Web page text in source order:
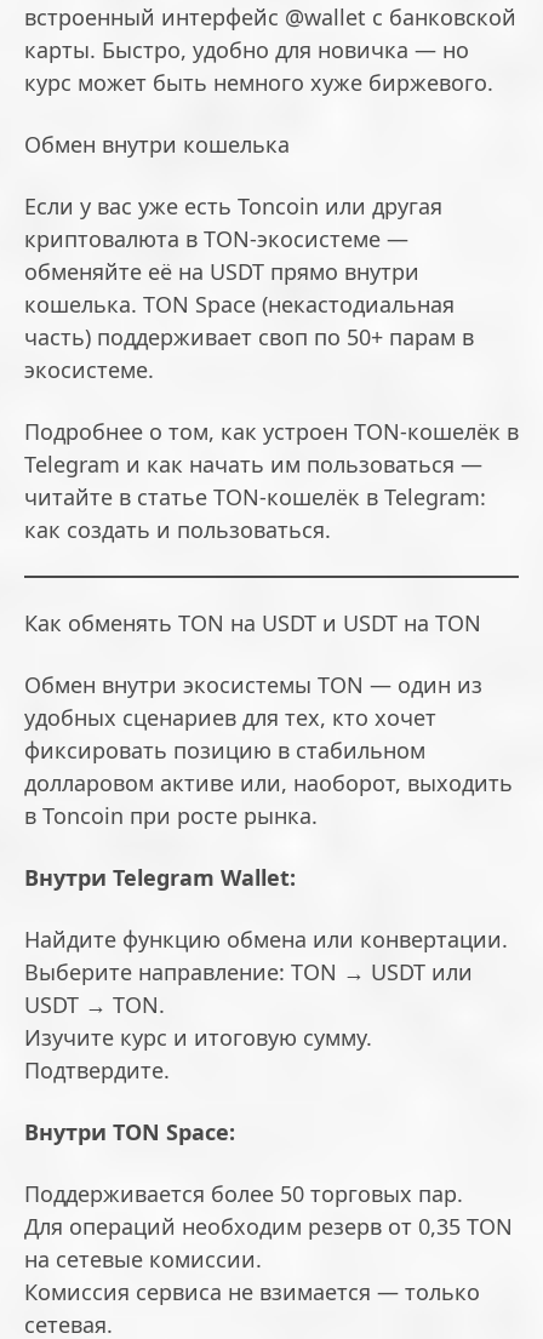
встроенный интерфейс @wallet с банковской
карты. Быстро, удобно для новичка — но
курс может быть немного хуже биржевого.
Обмен внутри кошелька
Если у вас уже есть Toncoin или другая
криптовалюта в TON-экосистеме —
обменяйте её на USDT прямо внутри
кошелька. TON Space (некастодиальная
часть) поддерживает своп по 50+ парам в
экосистеме.
Подробнее о том, как устроен TON-кошелёк в
Telegram и как начать им пользоваться —
читайте в статье TON-кошелёк в Telegram:
как создать и пользоваться.
Как обменять TON на USDT и USDT на TON
Обмен внутри экосистемы TON — один из
удобных сценариев для тех, кто хочет
фиксировать позицию в стабильном
долларовом активе или, наоборот, выходить
в Toncoin при росте рынка.
Внутри Telegram Wallet:
Найдите функцию обмена или конвертации.
Выберите направление: TON → USDT или
USDT → TON.
Изучите курс и итоговую сумму.
Подтвердите.
Внутри TON Space:
Поддерживается более 50 торговых пар.
Для операций необходим резерв от 0,35 TON
на сетевые комиссии.
Комиссия сервиса не взимается — только
сетевая.